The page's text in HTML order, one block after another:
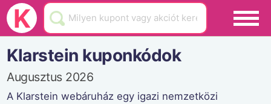
K
Black Friday
Hamarosan lejár
Üzletek
Blog
Klarstein kuponkódok
Augusztus 2026
A Klarstein webáruház egy igazi nemzetközi